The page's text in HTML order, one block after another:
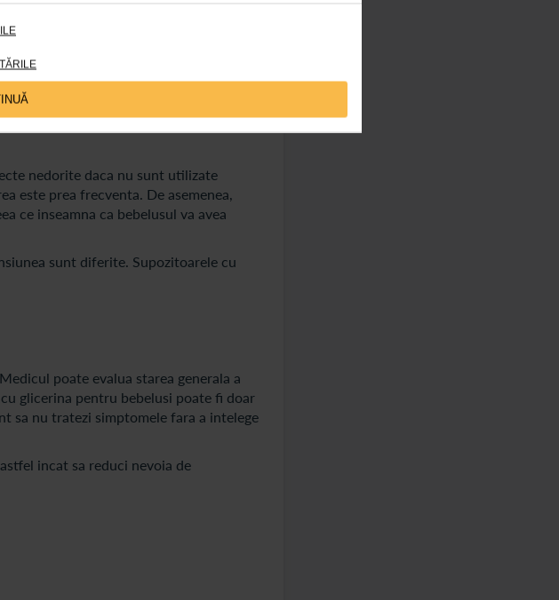
De asemenea, o hidratare
constipatiei. In acest fel,
nedorite daca nu sunt utilizate
este prea frecventa. De asemenea,
ce inseamna ca bebelusul va avea
sunt diferite. Supozitoarele cu
poate evalua starea generala a
glicerina pentru bebelusi poate fi doar
sa nu tratezi simptomele fara a intelege
incat sa reduci nevoia de